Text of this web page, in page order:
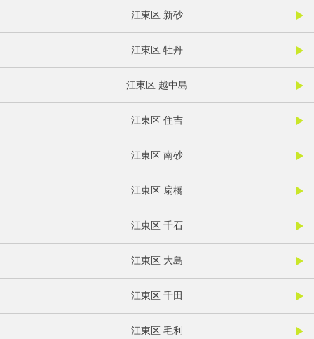
江東区 新砂
江東区 牡丹
江東区 越中島
江東区 住吉
江東区 南砂
江東区 扇橋
江東区 千石
江東区 大島
江東区 千田
江東区 毛利